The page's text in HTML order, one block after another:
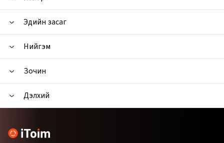
Эдийн засаг
Нийгэм
Зочин
Дэлхий